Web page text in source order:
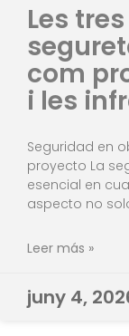
Les
com
i les
Seguridad en
proyecto La
esencial en
aspecto no
Leer más »
juny 4,